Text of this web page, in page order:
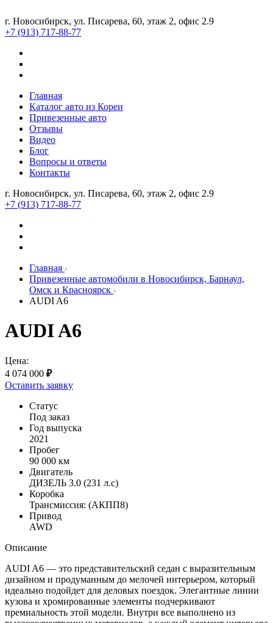
г. Новосибирск, ул. Писарева, 60, этаж 2, офис 2.9
+7 (913) 717-88-77
Главная
Каталог авто из Кореи
Привезенные авто
Отзывы
Видео
Блог
Вопросы и ответы
Контакты
г. Новосибирск, ул. Писарева, 60, этаж 2, офис 2.9
+7 (913) 717-88-77
Главная
Привезенные автомобили в Новосибирск, Барнаул,
Омск и Красноярск
AUDI A6
AUDI A6
Цена:
4 074 000 ₽
Оставить заявку
Статус
Под заказ
Год выпуска
2021
Пробег
90 000 км
Двигатель
ДИЗЕЛЬ 3.0 (231 л.с)
Коробка
Трансмиссия: (АКПП8)
Привод
AWD
Описание
AUDI A6 — это представительский седан с выразительным
дизайном и продуманным до мелочей интерьером, который
идеально подойдет для деловых поездок. Элегантные линии
кузова и хромированные элементы подчеркивают
премиальность этой модели. Внутри все выполнено из